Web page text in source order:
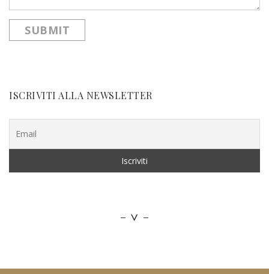
ISCRIVITI ALLA NEWSLETTER